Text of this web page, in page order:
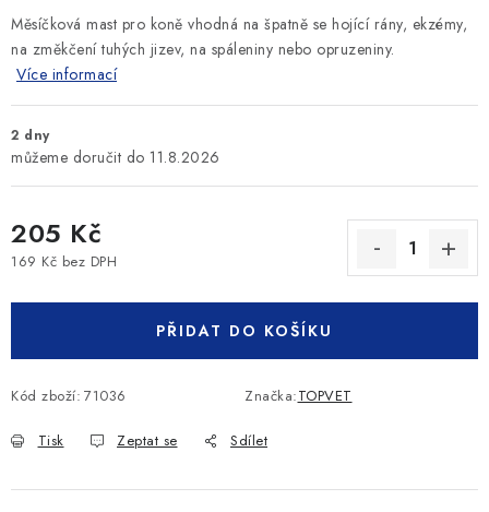
Měsíčková mast pro koně vhodná na špatně se hojící rány, ekzémy,
na změkčení tuhých jizev, na spáleniny nebo opruzeniny.
Více informací
2 dny
11.8.2026
205 Kč
169 Kč bez DPH
PŘIDAT DO KOŠÍKU
Kód zboží: 71036 Značka:TOPVET
Tisk Zeptat se Sdílet